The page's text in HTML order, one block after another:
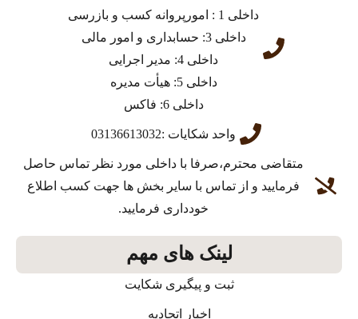
داخلی 1 : امورپروانه کسب و بازرسی
داخلی 3: حسابداری و امور مالی
داخلی 4: مدیر اجرایی
داخلی 5: هیأت مدیره
داخلی 6: فاکس
واحد شکایات :03136613032
متقاضی محترم،صرفا با داخلی مورد نظر تماس حاصل
فرمایید و از تماس با سایر بخش ها جهت کسب اطلاع
خودداری فرمایید.
لینک های مهم
ثبت و پیگیری شکایت
اخبار اتحادیه